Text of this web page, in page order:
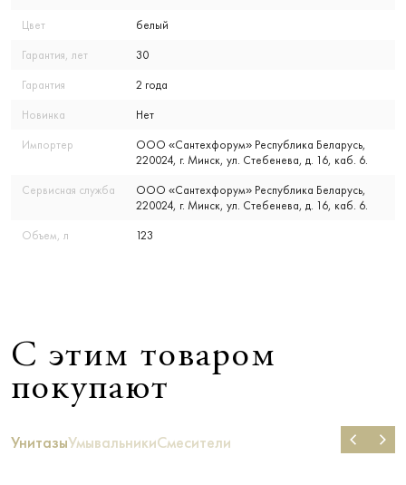
Цвет белый
Гарантия, лет 30
Гарантия 2 года
Новинка Нет
Импортер
ООО «Сантехфорум» Республика Беларусь,
220024, г. Минск, ул. Стебенева, д. 16, каб. 6.
Сервисная служба
ООО «Сантехфорум» Республика Беларусь,
220024, г. Минск, ул. Стебенева, д. 16, каб. 6.
Объем, л 123
С этим товаром
покупают
УнитазыУмывальникиСмесители